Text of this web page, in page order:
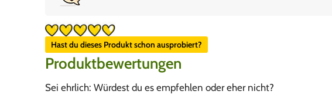
Hast du dieses Produkt schon ausprobiert?
Produktbewertungen
Sei ehrlich: Würdest du es empfehlen oder eher nicht?